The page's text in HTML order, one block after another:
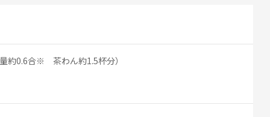
約0.6合※ 茶わん約1.5杯分）